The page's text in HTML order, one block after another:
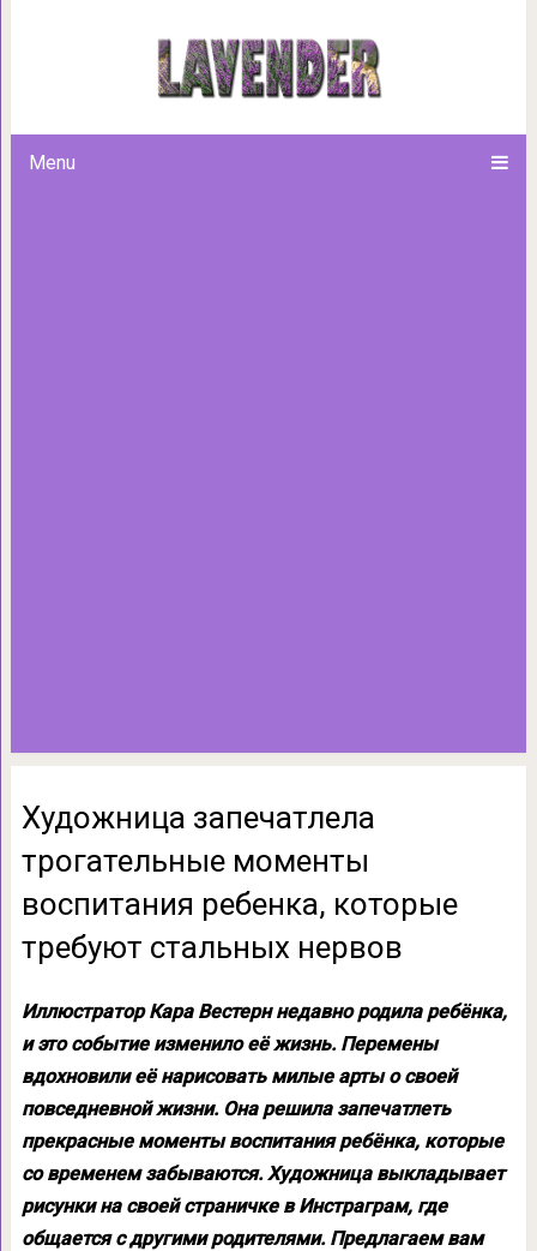
Menu
Художница запечатлела
ребенка, которые
Художница запечатлела
трогательные моменты
воспитания ребенка, которые
требуют стальных нервов
Иллюстратор Кара Вестерн недавно родила ребёнка,
и это событие изменило её жизнь. Перемены
вдохновили её нарисовать милые арты о своей
повседневной жизни. Она решила запечатлеть
прекрасные моменты воспитания ребёнка, которые
со временем забываются. Художница выкладывает
рисунки на своей страничке в Инстраграм, где
общается с другими родителями. Предлагаем вам